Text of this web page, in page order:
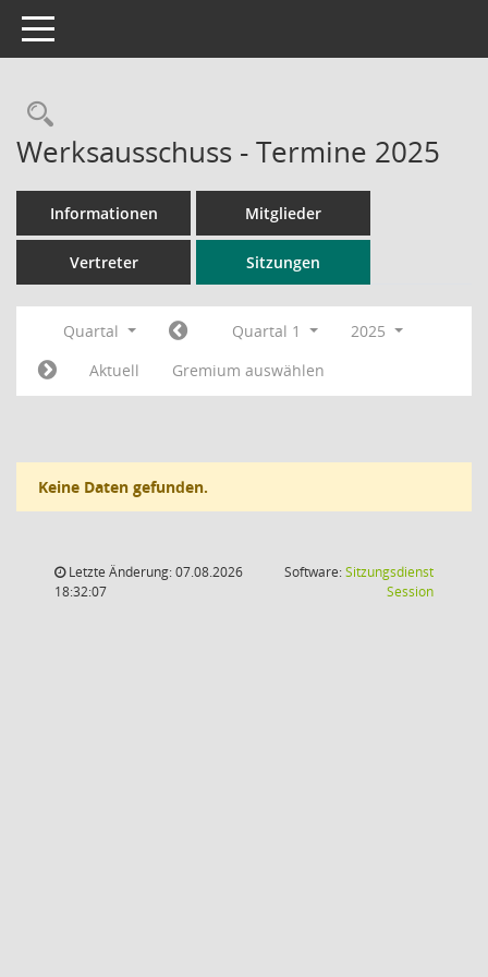
Toggle navigation
Rechercheauswahl
Werksausschuss - Termine 2025
Informationen Mitglieder
Vertreter Sitzungen
Quartal Quartal 1
2025
Aktuell
Gremium auswählen
Keine Daten gefunden.
Letzte Änderung: 07.08.2026
18:32:07
Software:Sitzungsdienst
Session(Wird in